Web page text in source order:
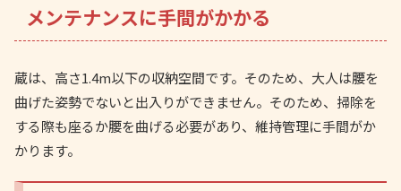
メンテナンスに手間がかかる
蔵は、高さ1.4m以下の収納空間です。そのため、大人は腰を
曲げた姿勢でないと出入りができません。そのため、掃除を
する際も座るか腰を曲げる必要があり、維持管理に手間がか
かります。